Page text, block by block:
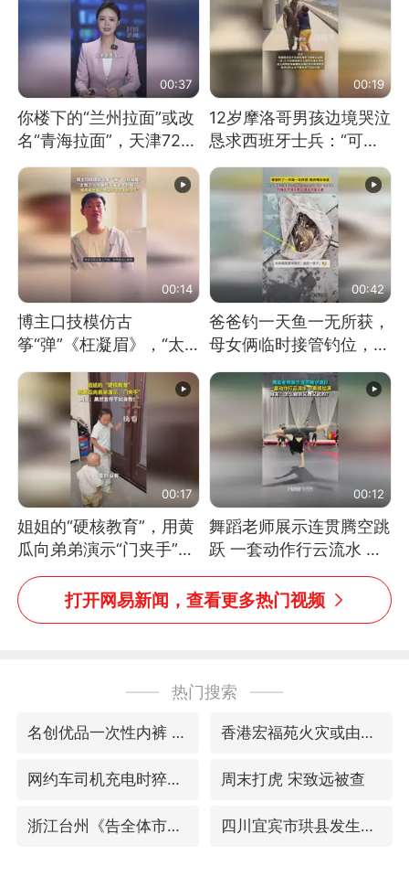
00:37
你楼下的“兰州拉面”或改
名“青海拉面”，天津72家
面馆已集体更换招牌
00:19
12岁摩洛哥男孩边境哭泣
恳求西班牙士兵：“可不
可以不要把我遣返回国”
00:14
博主口技模仿古
筝“弹”《枉凝眉》，“太
像了～你是吃古筝长大的
吗？”“或将成为首位考级
不带古筝的选手。”（来
源：新华每日电讯）
00:42
爸爸钓一天鱼一无所获，
母女俩临时接管钓位，用
玩具鱼竿钓上大鱼
00:17
姐姐的“硬核教育”，用黄
瓜向弟弟演示“门夹手”，
网友：果然言传不如身
教！
00:12
舞蹈老师展示连贯腾空跳
跃 一套动作行云流水 节
奏感拉满 网友：怎么做
到又舞又武的？
打开网易新闻，查看更多热门视频
热门搜索
名创优品一次性内裤 颜面尽失 香港宏福苑火灾或由烟头引起
网约车司机充电时猝死保险拒赔 周末打虎 宋致远被查
浙江台州《告全体市民书》 四川宜宾市珙县发生3.4级地震